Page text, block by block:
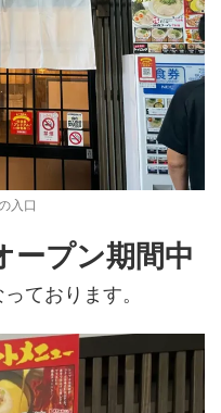
入口
ープン期間中
ております。